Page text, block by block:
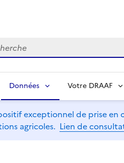
Données Votre DRAAF
exceptionnel de prise en
agricoles. Lien de